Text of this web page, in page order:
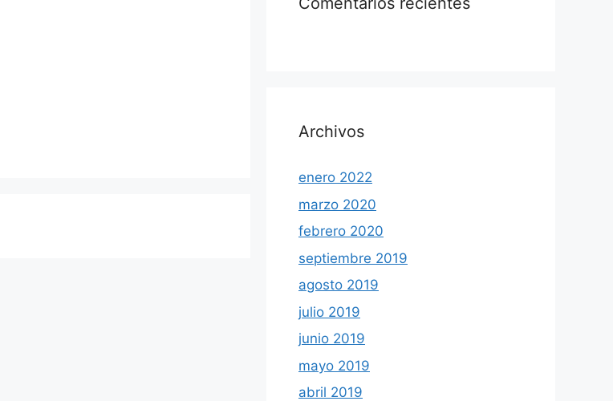
Archivos
enero 2022
marzo 2020
febrero 2020
septiembre 2019
agosto 2019
julio 2019
junio 2019
mayo 2019
abril 2019